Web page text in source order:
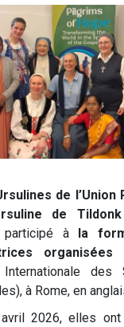
de l’Union
de Tildonk
participé à la
organisées
Internationale des
à Rome, en
2026, elles ont